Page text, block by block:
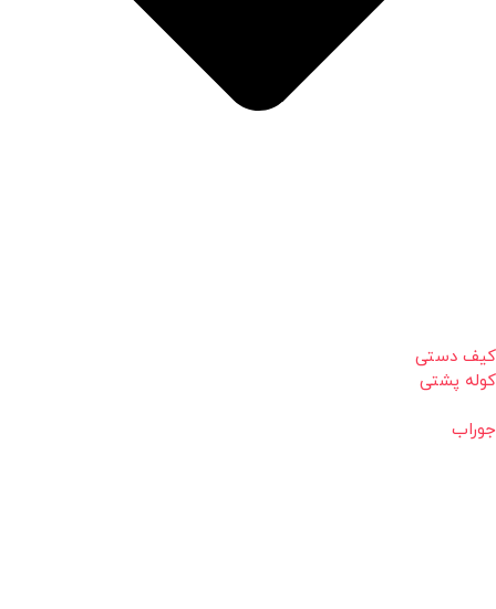
کیف دستی
کوله پشتی
جوراب